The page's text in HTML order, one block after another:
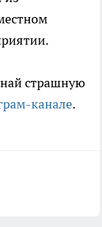
страшную
канале.